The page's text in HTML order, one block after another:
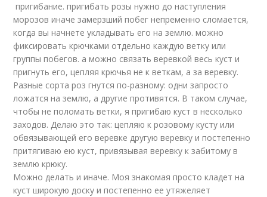
пригибание. пригибать розы нужно до наступления
морозов иначе замерзший побег непременно сломается,
когда вы начнете укладывать его на землю. можно
фиксировать крючками отдельно каждую ветку или
группы побегов. а можно связать веревкой весь куст и
пригнуть его, цепляя крючья не к веткам, а за веревку.
Разные сорта роз гнутся по-разному: одни запросто
ложатся на землю, а другие противятся. В таком случае,
чтобы не поломать ветки, я пригибаю куст в несколько
заходов. Делаю это так: цепляю к розовому кусту или
обвязывающей его веревке другую веревку и постепенно
притягиваю ею куст, привязывая веревку к забитому в
землю крюку.
Можно делать и иначе. Моя знакомая просто кладет на
куст широкую доску и постепенно ее утяжеляет